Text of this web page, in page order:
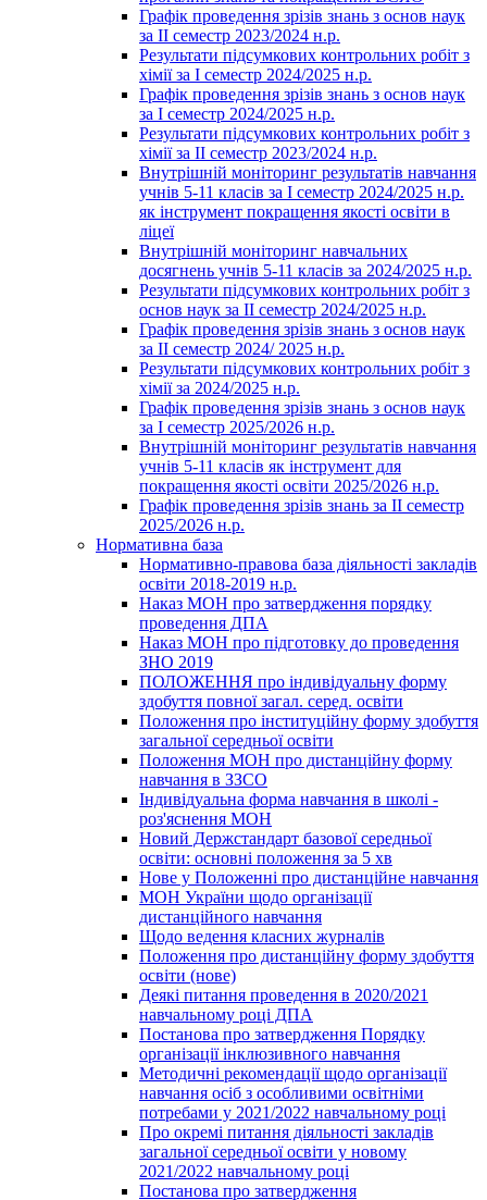
Графік проведення зрізів знань з основ наук
за ІІ семестр 2023/2024 н.р.
Результати підсумкових контрольних робіт з
хімії за І семестр 2024/2025 н.р.
Графік проведення зрізів знань з основ наук
за І семестр 2024/2025 н.р.
Результати підсумкових контрольних робіт з
хімії за ІІ семестр 2023/2024 н.р.
Внутрішній моніторинг результатів навчання
учнів 5-11 класів за І семестр 2024/2025 н.р.
як інструмент покращення якості освіти в
ліцеї
Внутрішній моніторинг навчальних
досягнень учнів 5-11 класів за 2024/2025 н.р.
Результати підсумкових контрольних робіт з
основ наук за ІІ семестр 2024/2025 н.р.
Графік проведення зрізів знань з основ наук
за ІІ семестр 2024/ 2025 н.р.
Результати підсумкових контрольних робіт з
хімії за 2024/2025 н.р.
Графік проведення зрізів знань з основ наук
за І семестр 2025/2026 н.р.
Внутрішній моніторинг результатів навчання
учнів 5-11 класів як інструмент для
покращення якості освіти 2025/2026 н.р.
Графік проведення зрізів знань за ІІ семестр
2025/2026 н.р.
Нормативна база
Нормативно-правова база діяльності закладів
освіти 2018-2019 н.р.
Наказ МОН про затвердження порядку
проведення ДПА
Наказ МОН про підготовку до проведення
ЗНО 2019
ПОЛОЖЕННЯ про індивідуальну форму
здобуття повної загал. серед. освіти
Положення про інституційну форму здобуття
загальної середньої освіти
Положення МОН про дистанційну форму
навчання в ЗЗСО
Індивідуальна форма навчання в школі -
роз'яснення МОН
Новий Держстандарт базової середньої
освіти: основні положення за 5 хв
Нове у Положенні про дистанційне навчання
МОН України щодо організації
дистанційного навчання
Щодо ведення класних журналів
Положення про дистанційну форму здобуття
освіти (нове)
Деякі питання проведення в 2020/2021
навчальному році ДПА
Постанова про затвердження Порядку
організації інклюзивного навчання
Методичні рекомендації щодо організації
навчання осіб з особливими освітніми
потребами у 2021/2022 навчальному році
Про окремі питання діяльності закладів
загальної середньої освіти у новому
2021/2022 навчальному році
Постанова про затвердження